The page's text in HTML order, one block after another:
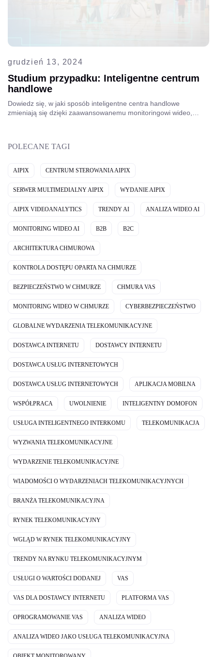
grudzień 13, 2024
Studium przypadku: Inteligentne centrum
handlowe
Dowiedz się, w jaki sposób inteligentne centra handlowe
zmieniają się dzięki zaawansowanemu monitoringowi wideo,
doświadczenia klientom.
POLECANE TAGI
AIPIX CENTRUM STEROWANIA AIPIX
SERWER MULTIMEDIALNY AIPIX WYDANIE AIPIX
AIPIX VIDEOANALYTICS TRENDY AI ANALIZA WIDEO AI
MONITORING WIDEO AI B2B B2C
ARCHITEKTURA CHMUROWA
KONTROLA DOSTĘPU OPARTA NA CHMURZE
BEZPIECZEŃSTWO W CHMURZE CHMURA VAS
MONITORING WIDEO W CHMURZE CYBERBEZPIECZEŃSTWO
GLOBALNE WYDARZENIA TELEKOMUNIKACYJNE
DOSTAWCA INTERNETU DOSTAWCY INTERNETU
DOSTAWCA USŁUG INTERNETOWYCH
DOSTAWCA USŁUG INTERNETOWYCH APLIKACJA MOBILNA
WSPÓŁPRACA UWOLNIENIE INTELIGENTNY DOMOFON
USŁUGA INTELIGENTNEGO INTERKOMU TELEKOMUNIKACJA
WYZWANIA TELEKOMUNIKACYJNE
WYDARZENIE TELEKOMUNIKACYJNE
WIADOMOŚCI O WYDARZENIACH TELEKOMUNIKACYJNYCH
BRANŻA TELEKOMUNIKACYJNA
RYNEK TELEKOMUNIKACYJNY
WGLĄD W RYNEK TELEKOMUNIKACYJNY
TRENDY NA RYNKU TELEKOMUNIKACYJNYM
USŁUGI O WARTOŚCI DODANEJ VAS
VAS DLA DOSTAWCY INTERNETU PLATFORMA VAS
OPROGRAMOWANIE VAS ANALIZA WIDEO
ANALIZA WIDEO JAKO USŁUGA TELEKOMUNIKACYJNA